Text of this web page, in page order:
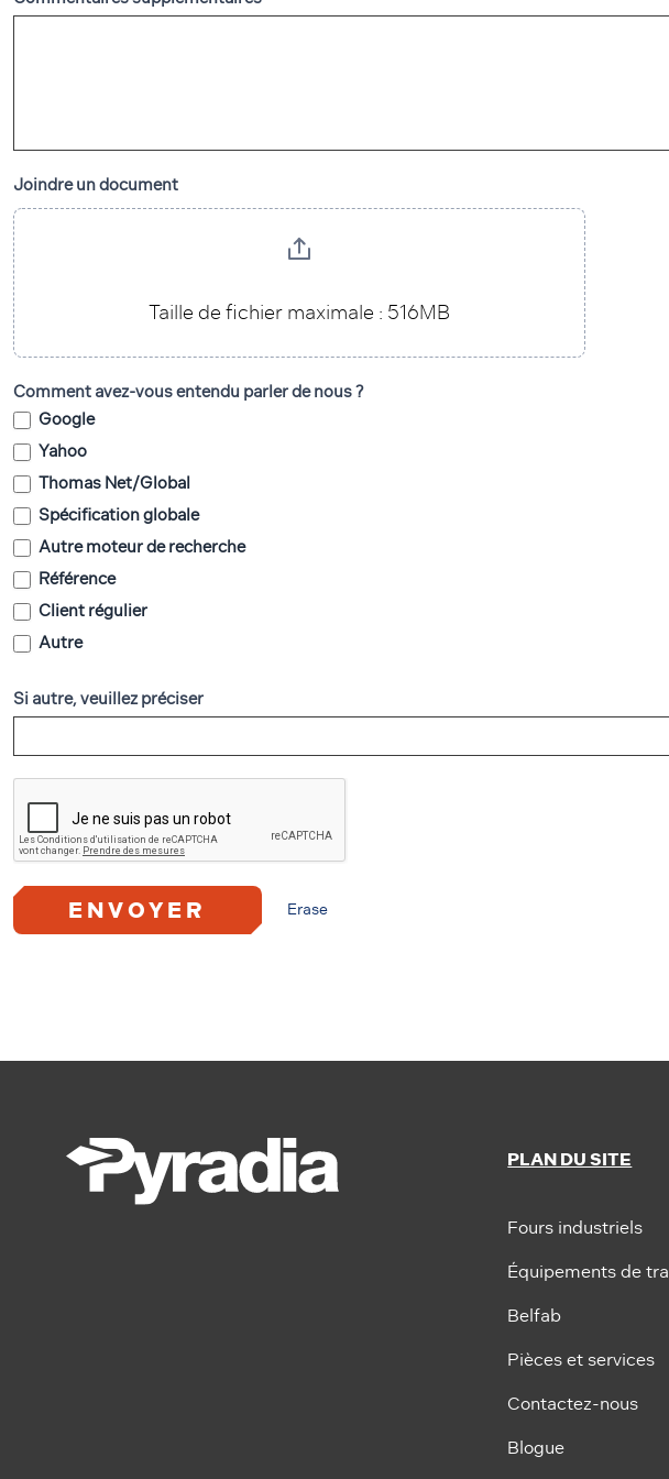
Joindre un document
Taille de fichier maximale : 516MB
Comment avez-vous entendu parler de nous ?
Google
Yahoo
Thomas Net/Global
Spécification globale
Autre moteur de recherche
Référence
Client régulier
Autre
Si autre, veuillez préciser
ENVOYER Erase
PLAN DU SITE
Fours industriels
Équipements de
Belfab
Pièces et services
Contactez-nous
Blogue